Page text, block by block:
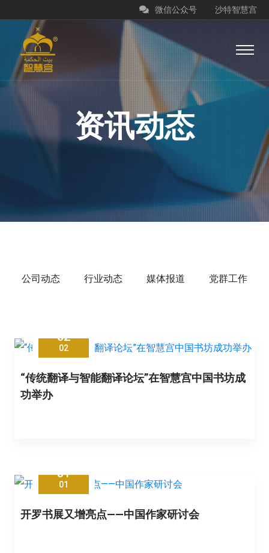
沙特智慧宫
微信公众号
资讯动态
公司动态 行业动态 媒体报道 党群工作
02
02
“传统翻译与智能翻译论坛”在智慧宫中国书坊成
功举办
31
01
开罗书展又增亮点——中国作家研讨会